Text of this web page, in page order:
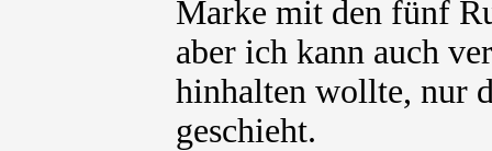
Marke mit den fünf
aber ich kann auch
hinhalten wollte, nur
geschieht.